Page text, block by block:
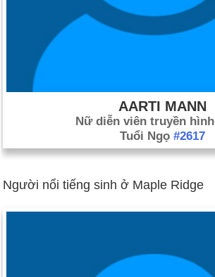
AARTI MANN
Nữ diễn viên truyền hình
Tuổi Ngọ #2617
Người nổi tiếng sinh ở Maple Ridge